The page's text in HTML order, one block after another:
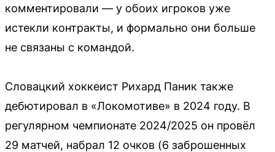
комментировали — у обоих игроков уже
истекли контракты, и формально они больше
не связаны с командой.
Словацкий хоккеист Рихард Паник также
дебютировал в «Локомотиве» в 2024 году. В
регулярном чемпионате 2024/2025 он провёл
29 матчей, набрал 12 очков (6 заброшенных